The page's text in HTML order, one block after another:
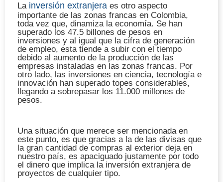
Lainversión extranjera es otro aspecto
importante de las zonas francas en Colombia,
toda vez que, dinamiza la economía. Se han
superado los 47.5 billones de pesos en
inversiones y al igual que la cifra de generación
de empleo, esta tiende a subir con el tiempo
debido al aumento de la producción de las
empresas instaladas en las zonas francas. Por
otro lado, las inversiones en ciencia, tecnología e
innovación han superado topes considerables,
llegando a sobrepasar los 11.000 millones de
pesos.
Una situación que merece ser mencionada en
este punto, es que gracias a la de las divisas que
la gran cantidad de compras al exterior deja en
nuestro país, es apaciguado justamente por todo
el dinero que implica la inversión extranjera de
proyectos de cualquier tipo.